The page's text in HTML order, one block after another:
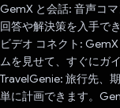
GemX と会話: 音声コ
回答や解決策を入手でき
ビデオ コネクト:
ムを見せて、すぐにガ
TravelGenie: 旅行先、
単に計画できます。